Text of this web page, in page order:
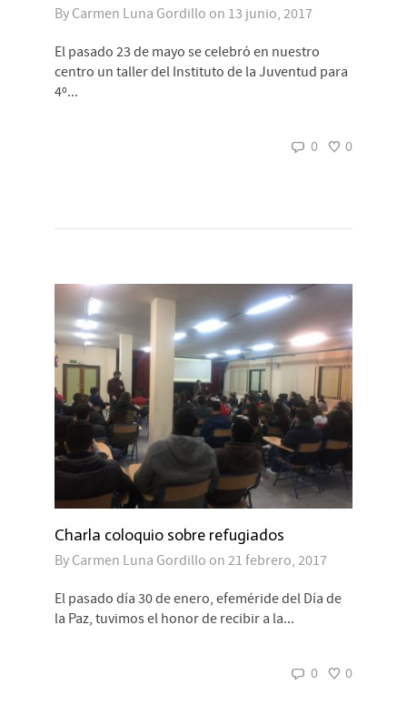
By Carmen Luna Gordillo on 13 junio, 2017
El pasado 23 de mayo se celebró en nuestro
centro un taller del Instituto de la Juventud para
4º...
0 0
Charla coloquio sobre refugiados
By Carmen Luna Gordillo on 21 febrero, 2017
El pasado día 30 de enero, efeméride del Día de
la Paz, tuvimos el honor de recibir a la...
0 0